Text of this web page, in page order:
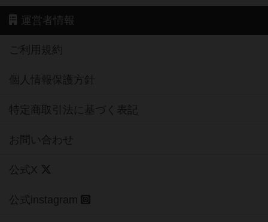
運営者情報
ご利用規約
個人情報保護方針
特定商取引法に基づく表記
お問い合わせ
公式X
公式instagram